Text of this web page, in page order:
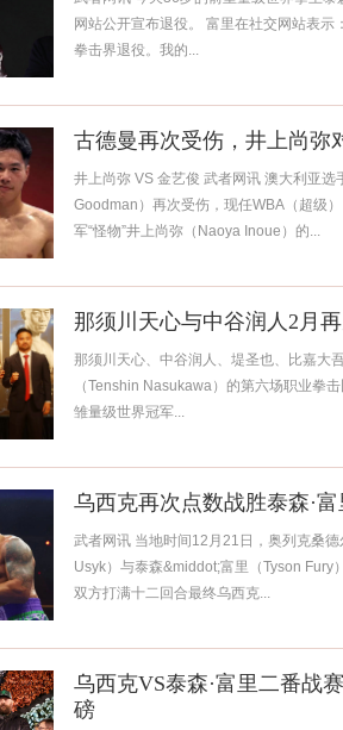
网站公开宣布退役。 富里在社交网站表示
拳击界退役。我的...
古德曼再次受伤，井上尚弥
井上尚弥 VS 金艺俊 武者网讯 澳大利亚
Goodman）再次受伤，现任WBA（超级
军“怪物”井上尚弥（Naoya Inoue）的...
那须川天心与中谷润人2月
那须川天心、中谷润人、堤圣也、比嘉大
（Tenshin Nasukawa）的第六场职业拳
雏量级世界冠军...
乌西克再次点数战胜泰森·富
武者网讯 当地时间12月21日，奥列克桑
Usyk）与泰森&middot;富里（Tyson Fury
双方打满十二回合最终乌西克...
乌西克VS泰森·富里二番战
磅